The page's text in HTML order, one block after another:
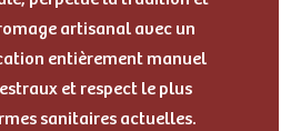
artisanal avec un
entièrement manuel
et respect le plus
sanitaires actuelles.